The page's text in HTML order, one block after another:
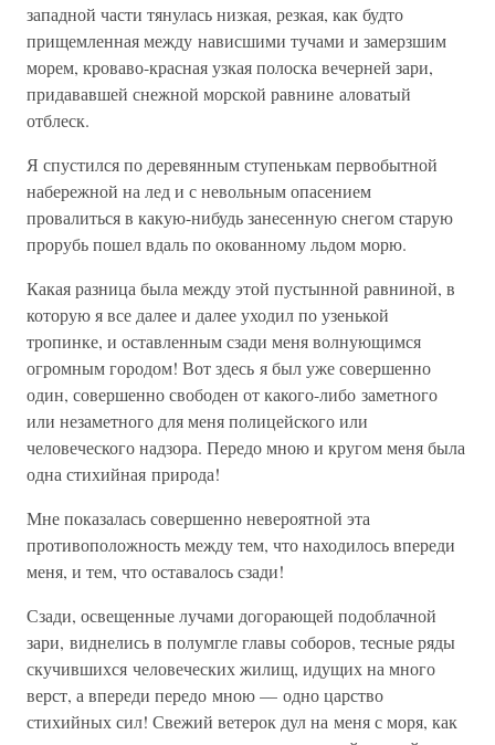
западной части тянулась низкая, резкая, как будто
прищемленная между нависшими тучами и замерзшим
морем, кроваво-красная узкая полоска вечерней зари,
придававшей снежной морской равнине аловатый
отблеск.
Я спустился по деревянным ступенькам первобытной
набережной на лед и с невольным опасением
провалиться в какую-нибудь занесенную снегом старую
прорубь пошел вдаль по окованному льдом морю.
Какая разница была между этой пустынной равниной, в
которую я все далее и далее уходил по узенькой
тропинке, и оставленным сзади меня волнующимся
огромным городом! Вот здесь я был уже совершенно
один, совершенно свободен от какого-либо заметного
или незаметного для меня полицейского или
человеческого надзора. Передо мною и кругом меня была
одна стихийная природа!
Мне показалась совершенно невероятной эта
противоположность между тем, что находилось впереди
меня, и тем, что оставалось сзади!
Сзади, освещенные лучами догорающей подоблачной
зари, виднелись в полумгле главы соборов, тесные ряды
скучившихся человеческих жилищ, идущих на много
верст, а впереди передо мною — одно царство
стихийных сил! Свежий ветерок дул на меня с моря, как